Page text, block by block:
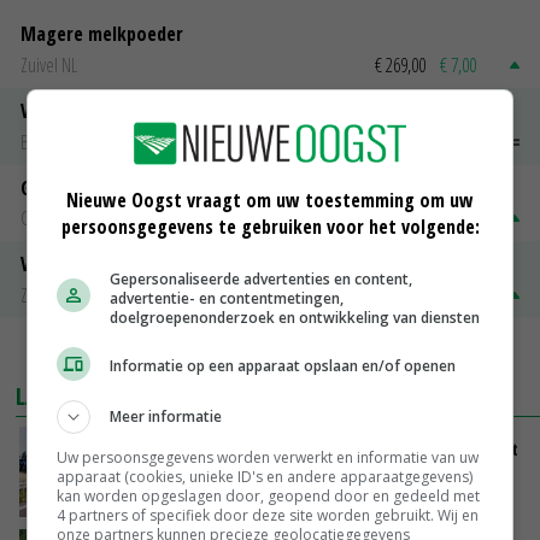
Magere melkpoeder
Zuivel NL
€ 269,00 € 7,00
Vleeskuikens 2001-2600 gr
Barneveld
€ 1,09
Gerst
Groningen
€ 197,00 € 2,00
Volle melkpoeder
Zuivel NL
€ 345,00
LAATSTE NIEUWS
LTO en NAJK roepen leden op Brabants protest
te steunen
VANDAAG, 12:29
Nieuwe Oogst vraagt om uw toestemming om uw
persoonsgegevens te gebruiken voor het volgende:
Gepersonaliseerde advertenties en content,
advertentie- en contentmetingen,
doelgroepenonderzoek en ontwikkeling van diensten
Informatie op een apparaat opslaan en/of openen
Meer informatie
Uw persoonsgegevens worden verwerkt en informatie van uw
apparaat (cookies, unieke ID's en andere apparaatgegevens)
kan worden opgeslagen door, geopend door en gedeeld met
4 partners of specifiek door deze site worden gebruikt. Wij en
onze partners kunnen precieze geolocatiegegevens